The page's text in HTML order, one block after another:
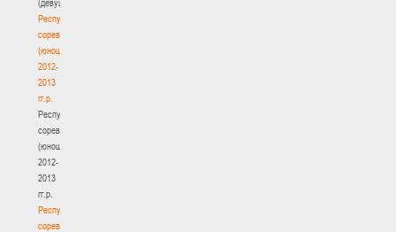
(девушки)
Республиканские
соревнования
(юноши)
2012-
2013
гг.р.
Республиканские
соревнования
(юноши)
2012-
2013
гг.р.
Республиканские
соревнования